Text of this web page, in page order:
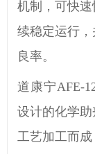
机制，可快
续稳定运行
良率。
道康宁AFE-
设计的化学
工艺加工而